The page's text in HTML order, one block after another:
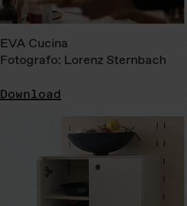
EVA Cucina
Fotografo: Lorenz Sternbach
Download